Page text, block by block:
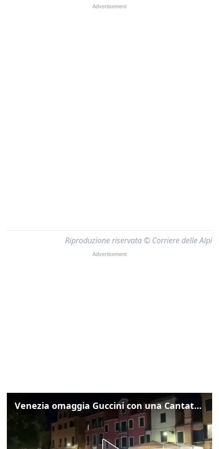
Riproduzione riservata © Corriere delle Alpi
Venezia omaggia Guccini con una Cantata Anarchica in campo Santa Margherita